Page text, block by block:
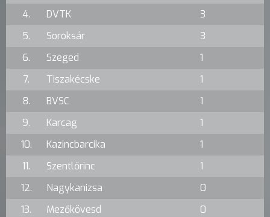
4.
DVTK
3
5.
Soroksár
3
6.
Szeged
1
7.
Tiszakécske
1
8.
BVSC
1
9.
Karcag
1
10.
Kazincbarcika
1
11.
Szentlőrinc
1
12.
Nagykanizsa
0
13.
Mezőkövesd
0